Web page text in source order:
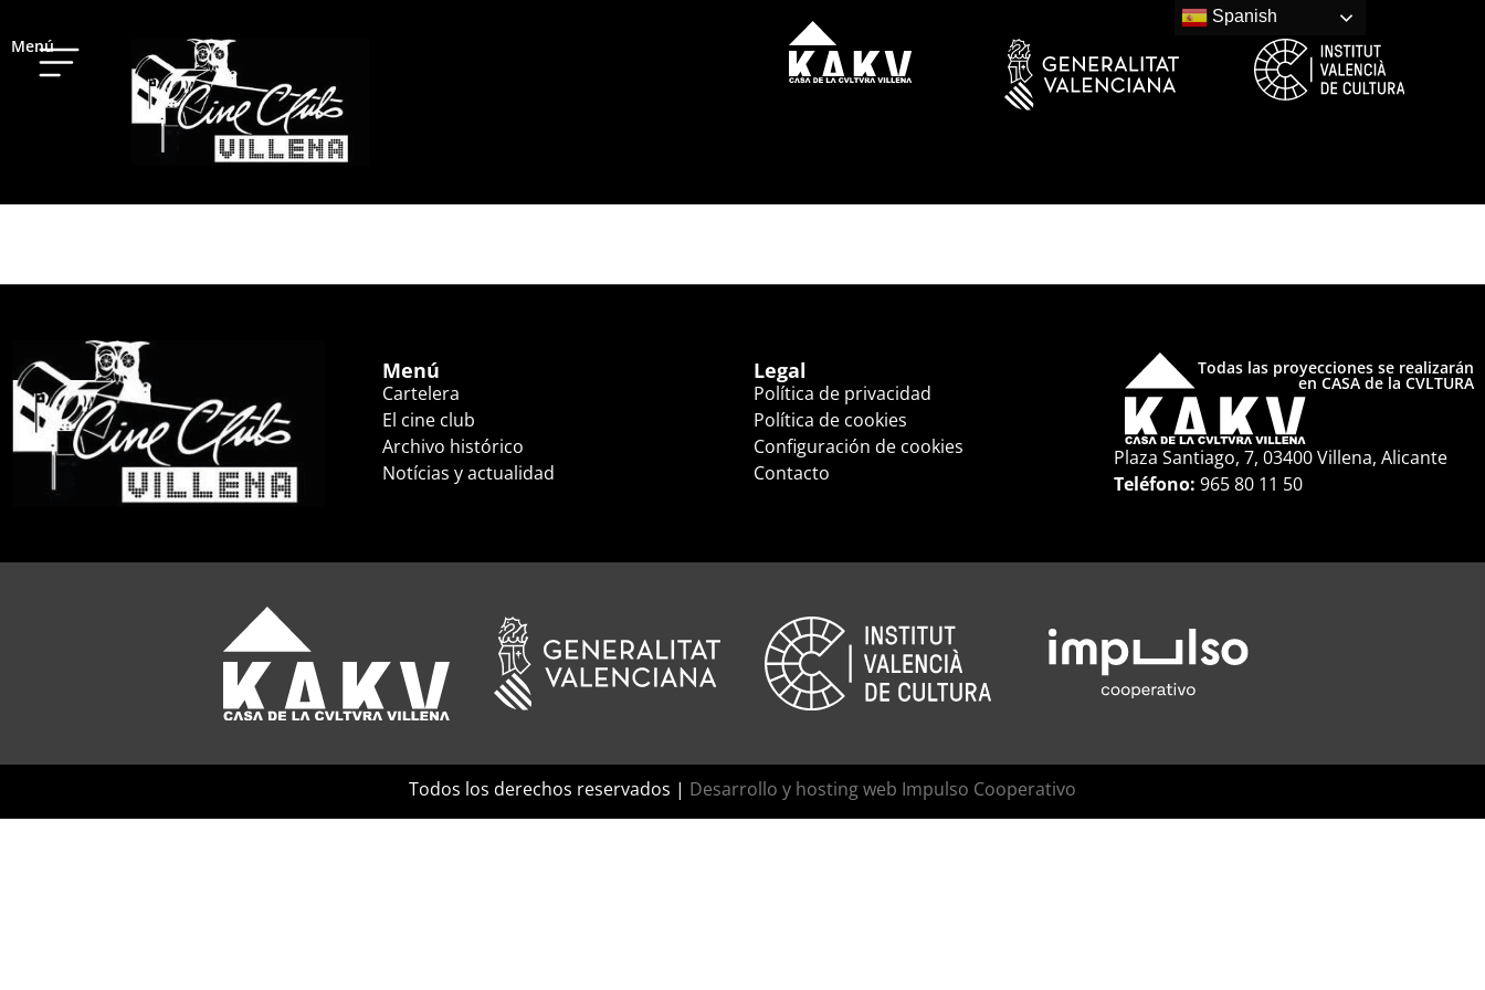
Menú
Menú
Cartelera
El cine club
Archivo histórico
Notícias y actualidad
Legal
Política de privacidad
Política de cookies
Configuración de cookies
Contacto
Todas las proyecciones se realizarán
en CASA de la CVLTURA
Plaza Santiago, 7, 03400 Villena, Alicante
Teléfono: 965 80 11 50
Todos los derechos reservados | Desarrollo y hosting web Impulso Cooperativo
Spanish